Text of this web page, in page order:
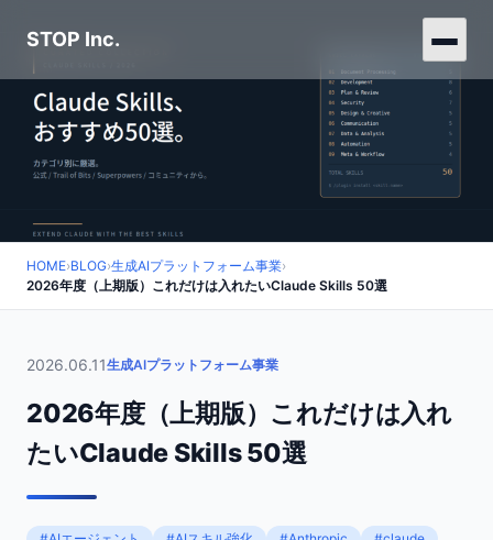
STOP Inc.
HOME›BLOG›生成AIプラットフォーム事業›
2026年度（上期版）これだけは入れたいClaude Skills 50選
2026.06.11生成AIプラットフォーム事業
2026年度（上期版）これだけは入れ
たいClaude Skills 50選